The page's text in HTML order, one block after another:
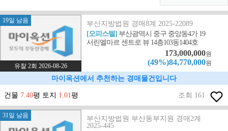
19일 남음
유찰 2회 2026-08-26
부산지방법원 경매8계 2025-22089
[오피스텔] 부산광역시 중구 중앙동4가 19
서린엘마르 센트로 뷰 14층103동1404호
173,000,000원
(49%)84,770,000원
마이옥션에서 추천하는 경매물건입니다
건물 7.40평 토지 1.01평 조회 161
31일 남음
부산지방법원 부산동부지원 경매2계
2025-445